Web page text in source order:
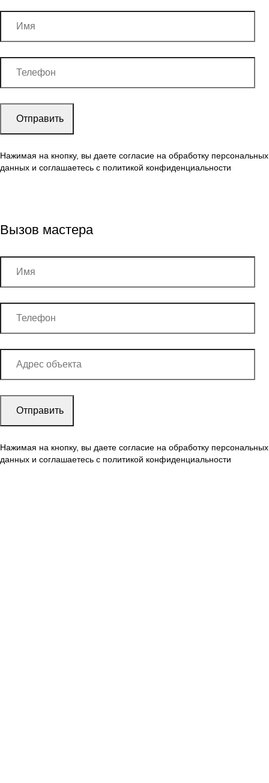
Нажимая на кнопку, вы даете согласие на обработку персональных
данных и соглашаетесь c политикой конфиденциальности
Вызов мастера
Нажимая на кнопку, вы даете согласие на обработку персональных
данных и соглашаетесь c политикой конфиденциальности